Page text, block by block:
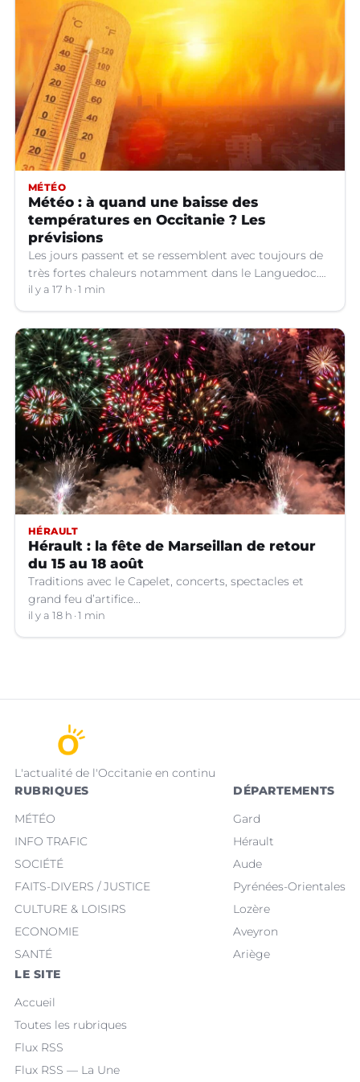
MÉTÉO
Météo : à quand une baisse des
températures en Occitanie ? Les
prévisions
Les jours passent et se ressemblent avec toujours de
très fortes chaleurs notamment dans le Languedoc.
Jusqu’à quand ?
il y a 17 h 1 min
HÉRAULT
Hérault : la fête de Marseillan de retour
du 15 au 18 août
Traditions avec le Capelet, concerts, spectacles et
grand feu d’artifice...
il y a 18 h 1 min
L'actualité de l'Occitanie en continu
RUBRIQUES
MÉTÉO
INFO TRAFIC
SOCIÉTÉ
FAITS-DIVERS / JUSTICE
CULTURE & LOISIRS
ECONOMIE
SANTÉ
DÉPARTEMENTS
Gard
Hérault
Aude
Pyrénées-Orientales
Lozère
Aveyron
Ariège
LE SITE
Accueil
Toutes les rubriques
Flux RSS
Flux RSS — La Une